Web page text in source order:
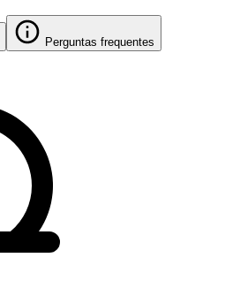
Perguntas frequentes